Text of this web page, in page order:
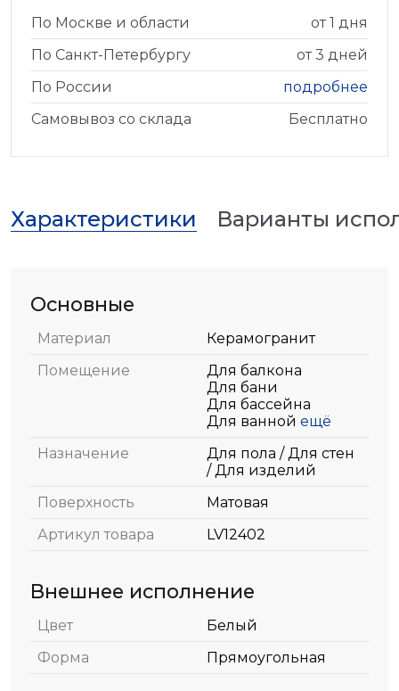
По Москве и области
от 1 дня
По Санкт-Петербургу
от 3 дней
По России
подробнее
Самовывоз со склада
Бесплатно
Характеристики Варианты
Основные
Материал
Керамогранит
Помещение
Для балкона
Для бани
Для бассейна
Для ванной ещё
Назначение
Для пола / Для стен
/ Для изделий
Поверхность
Матовая
Артикул товара
LV12402
Внешнее исполнение
Цвет
Белый
Форма
Прямоугольная